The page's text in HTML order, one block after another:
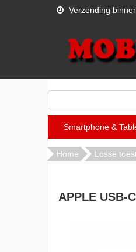
Verzending
Smartphone &
Home Losse
APPLE USB-